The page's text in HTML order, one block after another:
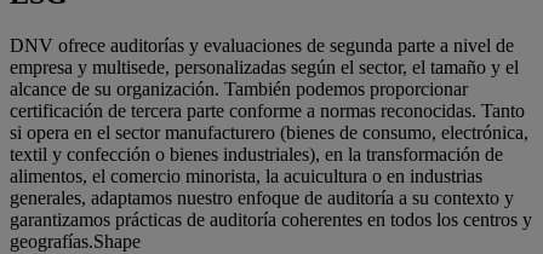
DNV ofrece auditorías y evaluaciones de segunda parte a nivel de
empresa y multisede, personalizadas según el sector, el tamaño y el
alcance de su organización. También podemos proporcionar
certificación de tercera parte conforme a normas reconocidas. Tanto
si opera en el sector manufacturero (bienes de consumo, electrónica,
textil y confección o bienes industriales), en la transformación de
alimentos, el comercio minorista, la acuicultura o en industrias
generales, adaptamos nuestro enfoque de auditoría a su contexto y
garantizamos prácticas de auditoría coherentes en todos los centros y
geografías.Shape